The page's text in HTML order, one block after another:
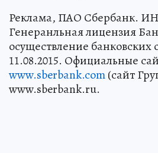
Реклама, ПАО Сбербанк.
Генеранльная лицензия
осуществление банковских
11.08.2015. Официальные
www.sberbank.com(сайт
www.sberbank.ru.